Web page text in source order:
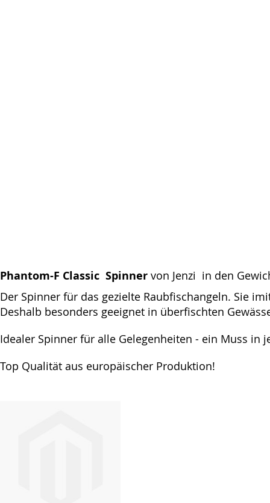
Phantom-F Classic Spinner von Jenzi in den
Der Spinner für das gezielte Raubfischangeln. Sie
Deshalb besonders geeignet in überfischten
Idealer Spinner für alle Gelegenheiten - ein Muss in
Top Qualität aus europäischer Produktion!